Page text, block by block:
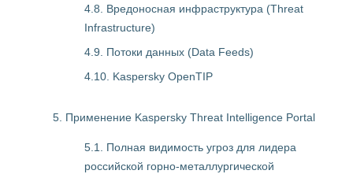
4.8. Вредоносная инфраструктура (Threat
Infrastructure)
4.9. Потоки данных (Data Feeds)
4.10. Kaspersky OpenTIP
5. Применение Kaspersky Threat Intelligence Portal
5.1. Полная видимость угроз для лидера
российской горно-металлургической